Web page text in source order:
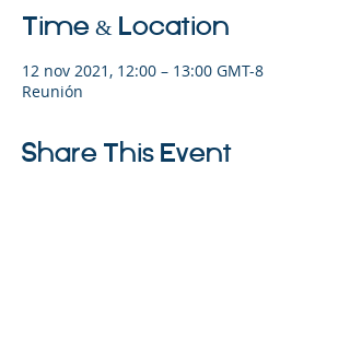
Time & Location
12 nov 2021, 12:00 – 13:00 GMT-8
Reunión
Share This Event